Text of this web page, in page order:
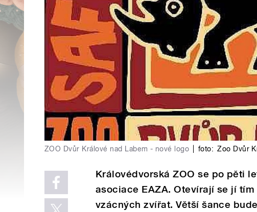
ZOO Dvůr Králové nad Labem - nové logo foto: Zoo Dvůr
Královédvorská ZOO se po pěti
asociace EAZA. Otevírají se jí
vzácných zvířat. Větší šance